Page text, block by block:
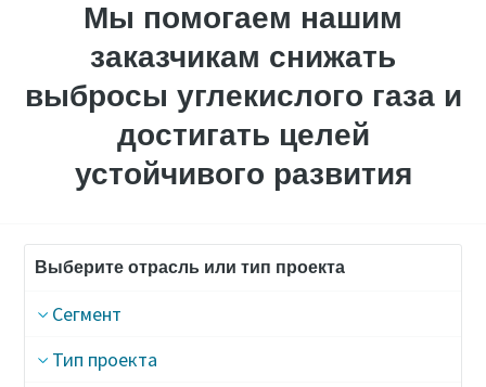
Мы помогаем нашим
заказчикам снижать
выбросы углекислого газа и
достигать целей
устойчивого развития
Выберите отрасль или тип проекта
Сегмент
Тип проекта